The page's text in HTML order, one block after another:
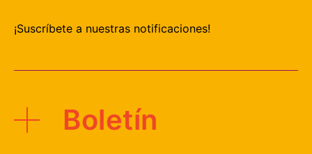
¡Suscríbete a nuestras notificaciones!
Boletín